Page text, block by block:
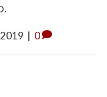
| 0